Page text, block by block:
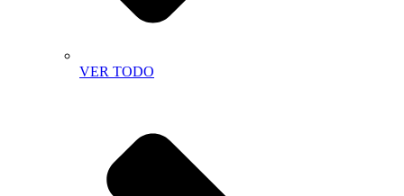
VER TODO